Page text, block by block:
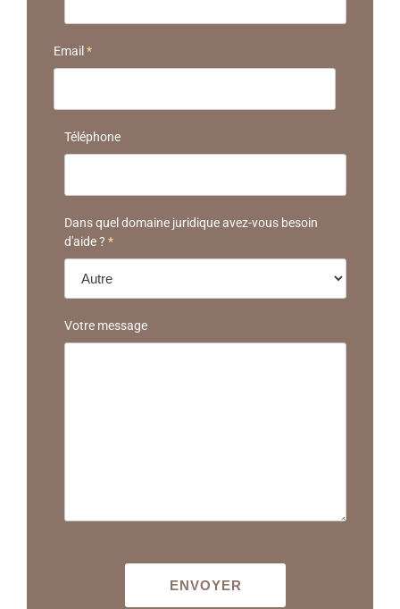
Email *
Téléphone
Dans quel domaine juridique avez-vous besoin
d'aide ? *
Votre message